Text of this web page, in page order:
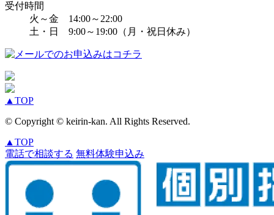
受付時間
火～金 14:00～22:00
土・日 9:00～19:00（月・祝日休み）
▲ TOP
© Copyright © keirin-kan. All Rights Reserved.
▲ TOP
電話で相談する 無料体験申込み